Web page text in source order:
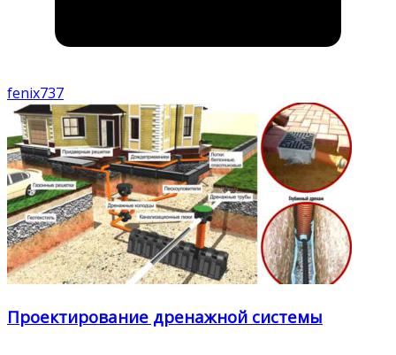
fenix737
Проектирование дренажной системы